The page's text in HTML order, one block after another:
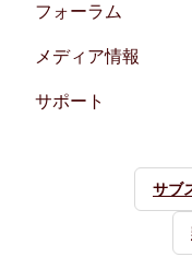
フォーラム
メディア情報
サポート
サブ